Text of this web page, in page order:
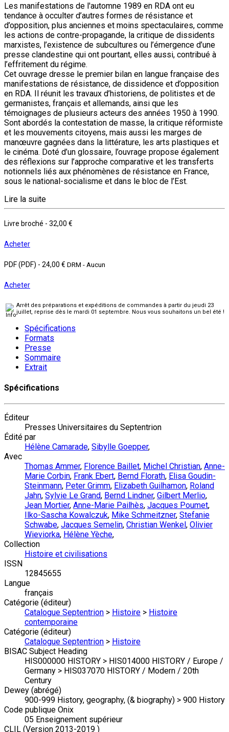
Les manifestations de l'automne 1989 en RDA ont eu
tendance à occulter d’autres formes de résistance et
d’opposition, plus anciennes et moins spectaculaires, comme
les actions de contre-propagande, la critique de dissidents
marxistes, l’existence de subcultures ou l’émergence d’une
presse clandestine qui ont pourtant, elles aussi, contribué à
l’effritement du régime.
Cet ouvrage dresse le premier bilan en langue française des
manifestations de résistance, de dissidence et d’opposition
en RDA. Il réunit les travaux d’historiens, de politistes et de
germanistes, français et allemands, ainsi que les
témoignages de plusieurs acteurs des années 1950 à 1990.
Sont abordés la contestation de masse, la critique réformiste
et les mouvements citoyens, mais aussi les marges de
manœuvre gagnées dans la littérature, les arts plastiques et
le cinéma. Doté d’un glossaire, l’ouvrage propose également
des réflexions sur l’approche comparative et les transferts
notionnels liés aux phénomènes de résistance en France,
sous le national-socialisme et dans le bloc de l’Est.
Lire la suite
Livre broché - 32,00 €
Acheter
PDF (PDF) - 24,00 € DRM - Aucun
Acheter
Arrêt des préparations et expéditions de commandes à partir du jeudi 23
juillet, reprise dès le mardi 01 septembre. Nous vous souhaitons un bel été !
Spécifications
Formats
Presse
Sommaire
Extrait
Spécifications
Éditeur
Presses Universitaires du Septentrion
Édité par
Hélène Camarade, Sibylle Goepper,
Avec
Thomas Ammer, Florence Baillet, Michel Christian, Anne-
Marie Corbin, Frank Ebert, Bernd Florath, Elisa Goudin-
Steinmann, Peter Grimm, Elizabeth Guilhamon, Roland
Jahn, Sylvie Le Grand, Bernd Lindner, Gilbert Merlio,
Jean Mortier, Anne-Marie Pailhès, Jacques Poumet,
Ilko-Sascha Kowalczuk, Mike Schmeitzner, Stefanie
Schwabe, Jacques Semelin, Christian Wenkel , Olivier
Wieviorka, Hélène Yèche,
Collection
Histoire et civilisations
ISSN
12845655
Langue
français
Catégorie (éditeur)
Catalogue Septentrion > Histoire > Histoire
contemporaine
Catégorie (éditeur)
Catalogue Septentrion > Histoire
BISAC Subject Heading
HIS000000 HISTORY > HIS014000 HISTORY / Europe /
Germany > HIS037070 HISTORY / Modern / 20th
Century
Dewey (abrégé)
900-999 History, geography, (& biography) > 900 History
Code publique Onix
05 Enseignement supérieur
CLIL (Version 2013-2019 )